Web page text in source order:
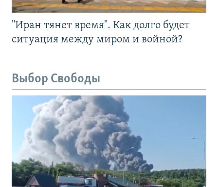
"Иран тянет время". Как долго будет
ситуация между миром и войной?
Выбор Свободы